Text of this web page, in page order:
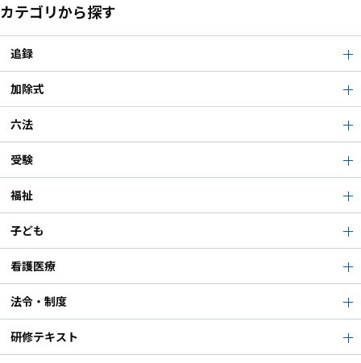
カテゴリから探す
追録
加除式
六法
受験
福祉
子ども
看護医療
法令・制度
研修テキスト